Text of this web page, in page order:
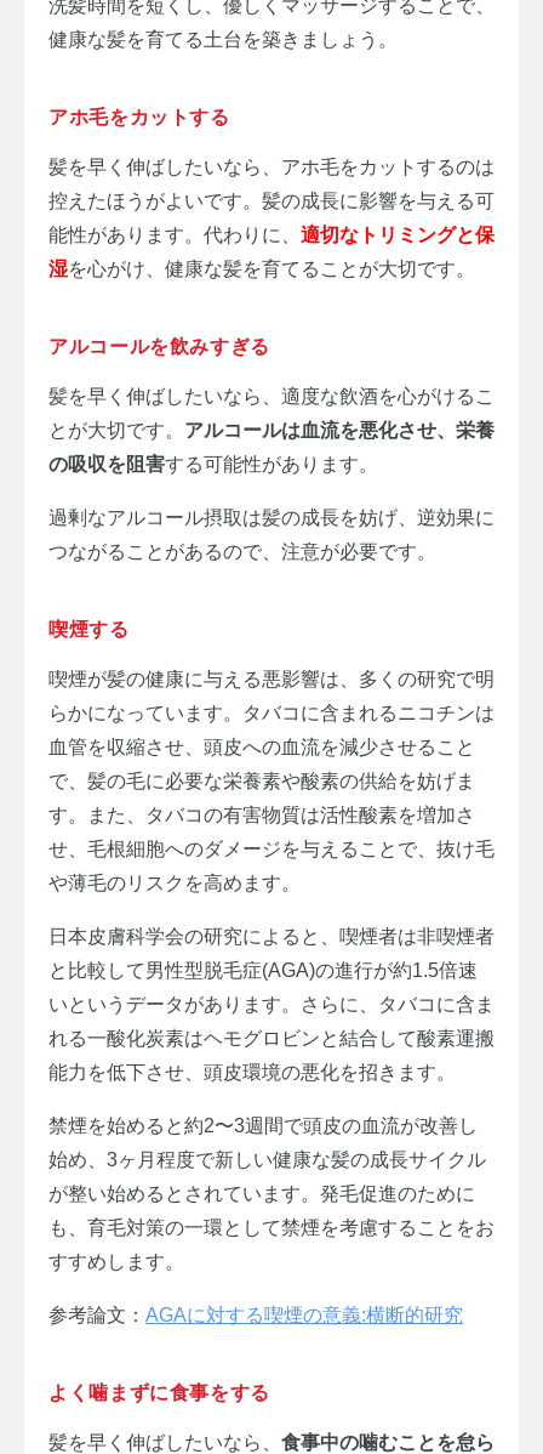
洗髪時間を短くし、優しくマッサージすることで、
健康な髪を育てる土台を築きましょう 。
アホ毛をカットする
髪を早く伸ばしたいなら、アホ毛をカットするのは
控えたほうがよいです。髪の成長に影響を与える可
能性があります。代わりに、 適切なトリミングと保
湿を心がけ、健康な髪を育てることが大切です。
アルコールを飲みすぎる
髪を早く伸ばしたいなら、適度な飲酒を心がけるこ
とが大切です。 アルコールは血流を悪化させ、栄養
の吸収を阻害する可能性があります。
過剰なアルコール摂取は髪の成長を妨げ、逆効果に
つながることがあるので、注意が必要です。
喫煙する
喫煙が髪の健康に与える悪影響は、多くの研究で明
らかになっています。タバコに含まれるニコチンは
血管を収縮させ、頭皮への血流を減少させること
で、髪の毛に必要な栄養素や酸素の供給を妨げま
す。また、タバコの有害物質は活性酸素を増加さ
せ、毛根細胞へのダメージを与えることで、抜け毛
や薄毛のリスクを高めます。
日本皮膚科学会の研究によると、喫煙者は非喫煙者
と比較して男性型脱毛症(AGA)の進行が約1.5倍速
いというデータがあります。さらに、タバコに含ま
れる一酸化炭素はヘモグロビンと結合して酸素運搬
能力を低下させ、頭皮環境の悪化を招きます。
禁煙を始めると約2〜3週間で頭皮の血流が改善し
始め、3ヶ月程度で新しい健康な髪の成長サイクル
が整い始めるとされています。発毛促進のために
も、育毛対策の一環として禁煙を考慮することをお
すすめします。
参考論文： AGAに対する喫煙の意義:横断的研究
よく噛まずに食事をする
髪を早く伸ばしたいなら、 食事中の噛むことを怠ら